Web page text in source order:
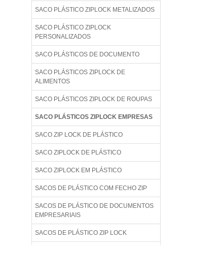
SACO PLÁSTICO ZIPLOCK METALIZADOS
SACO PLÁSTICO ZIPLOCK
PERSONALIZADOS
SACO PLÁSTICOS DE DOCUMENTO
SACO PLÁSTICOS ZIPLOCK DE
ALIMENTOS
SACO PLÁSTICOS ZIPLOCK DE ROUPAS
SACO PLÁSTICOS ZIPLOCK EMPRESAS
SACO ZIP LOCK DE PLÁSTICO
SACO ZIPLOCK DE PLÁSTICO
SACO ZIPLOCK EM PLÁSTICO
SACOS DE PLÁSTICO COM FECHO ZIP
SACOS DE PLÁSTICO DE DOCUMENTOS
EMPRESARIAIS
SACOS DE PLÁSTICO ZIP LOCK